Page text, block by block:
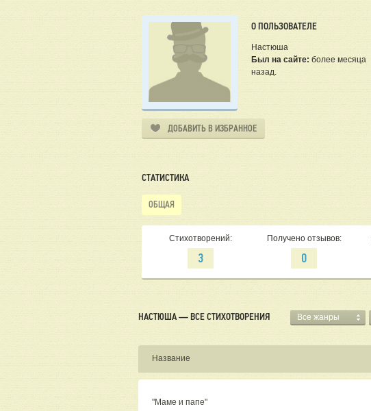
О ПОЛЬЗОВАТЕЛЕ
Настюша
Был на сайте: более месяца
назад.
ДОБАВИТЬ В ИЗБРАННОЕ
СТАТИСТИКА
ОБЩАЯ
Стихотворений:
3
Получено отзывов:
0
НАСТЮША — ВСЕ СТИХОТВОРЕНИЯ Все жанры
Название
"Маме и папе"